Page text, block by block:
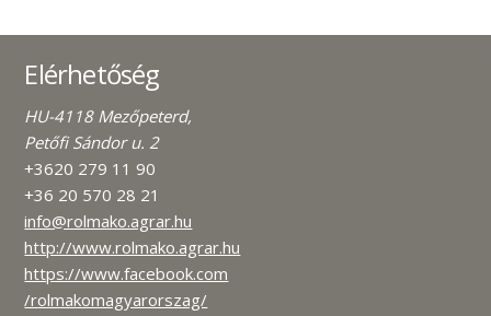
Elérhetőség
HU-4118 Mezőpeterd,
Petőfi Sándor u. 2
+3620 279 11 90
+36 20 570 28 21
info@rolmako.agrar.hu
http://www.rolmako.agrar.hu
https://www.facebook.com
/rolmakomagyarorszag/